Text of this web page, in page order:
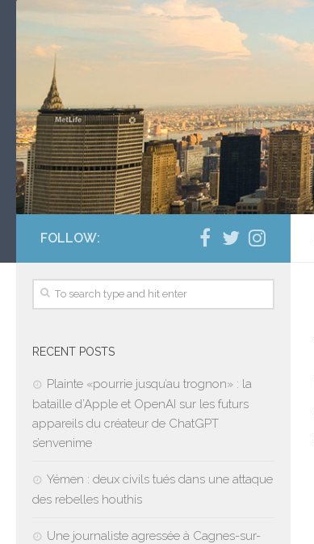
FOLLOW:
RECENT POSTS
Plainte «pourrie jusqu’au trognon» : la
bataille d’Apple et OpenAI sur les futurs
appareils du créateur de ChatGPT
s’envenime
Yémen : deux civils tués dans une attaque
des rebelles houthis
Une journaliste agressée à Cagnes-sur-